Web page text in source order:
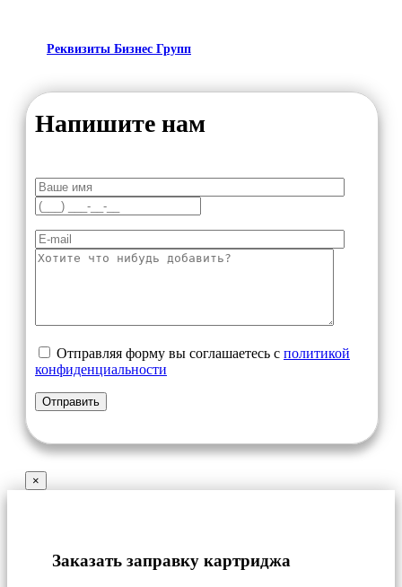
Реквизиты Бизнес Групп
Напишите нам
Отправляя форму вы соглашаетесь с политикой
конфиденциальности
×
Заказать заправку картриджа